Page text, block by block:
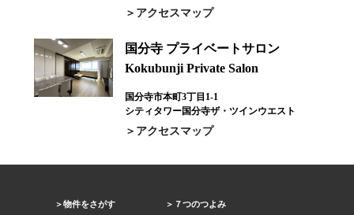
アクセスマップ
国分寺 プライベートサロン
Kokubunji Private Salon
国分寺市本町3丁目1-1
シティタワー国分寺ザ・ツインウエスト
アクセスマップ
物件をさがす
７つのつよみ